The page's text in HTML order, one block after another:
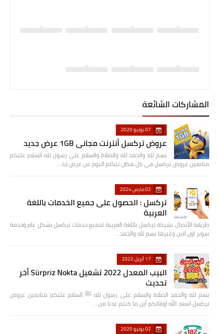
المشاركات الشائعة
07 يونيو 2020
عروض تركسل أنترنت مجاني 1GB عرض جديد
بسم لله والحمد لله والصلاة والسلام على رسول لله السلام عليكم
متابعين عروض تركسل في كل مكان نتكلم اليوم عن عرض جد…
02 مارس 2024
تركسل : الحصول على جميع الخدمات باللغة
العربية
طريقة الأتصال بشركة تركسل باللغة العربية لجميع خدمات تركسل بشكل عام وخدمة
سوبر اون لاين وغيرها بسم لله والحمد…
17 أبريل 2022
البيب المعدل 2022 تشغيل Sürpriz Nokta أخر
تحديث
بسم لله والحمد الصلاة والسلام على رسول لله ﷺ السلام عليكم متابعين عروض
تركسل اسعد الله اوقاتكم أين ما كنتم عدنا من…
02 يونيو 2020